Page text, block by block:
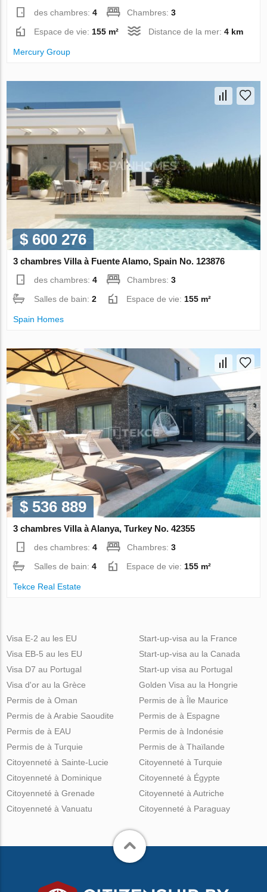
des chambres:4 Chambres:3
Espace de vie: 155 m² Distance de la mer:4 km
Mercury Group
$ 600 276
3 chambres Villa à Fuente Alamo, Spain No. 123876
des chambres:4 Chambres:3
Salles de bain:2 Espace de vie: 155 m²
Spain Homes
$ 536 889
3 chambres Villa à Alanya, Turkey No. 42355
des chambres:4 Chambres:3
Salles de bain:4 Espace de vie: 155 m²
Tekce Real Estate
Visa E-2 au les EU
Visa EB-5 au les EU
Visa D7 au Portugal
Visa d'or au la Grèce
Start-up-visa au la France
Start-up-visa au la Canada
Start-up visa au Portugal
Golden Visa au la Hongrie
Permis de à Oman
Permis de à Arabie Saoudite
Permis de à EAU
Permis de à Turquie
Permis de à Île Maurice
Permis de à Espagne
Permis de à Indonésie
Permis de à Thaïlande
Citoyenneté à Sainte-Lucie
Citoyenneté à Dominique
Citoyenneté à Grenade
Citoyenneté à Vanuatu
Citoyenneté à Turquie
Citoyenneté à Égypte
Citoyenneté à Autriche
Citoyenneté à Paraguay